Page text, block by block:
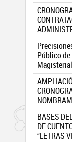
Público
BASES
DE
“LETRAS